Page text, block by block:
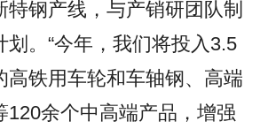
特钢产线，与产销研团队制
划。“今年，我们将投入3.5
高铁用车轮和车轴钢、高端
120余个中高端产品，增强